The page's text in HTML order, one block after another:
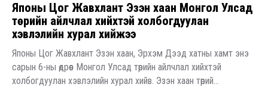
Японы Цог Жавхлант Эзэн хаан Монгол Улсад
төрийн айлчлал хийхтэй холбогдуулан
хэвлэлийн хурал хийжээ
Японы Цог Жавхлант Эзэн хаан, Эрхэм Дээд хатны хамт энэ
сарын 6-ны өдрөөс Монгол Улсад төрийн айлчлал хийхтэй
холбогдуулан хэвлэлийн хурал хийв. Эзэн хаан төрий...